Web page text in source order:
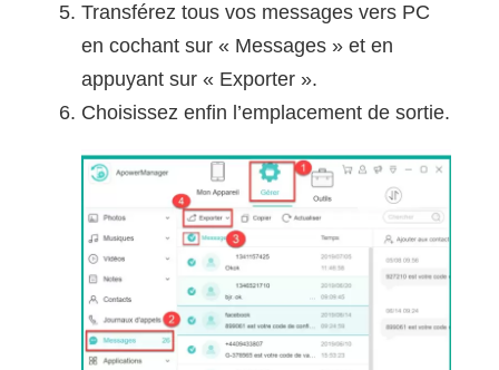
Transférez tous vos messages vers PC
en cochant sur « Messages » et en
appuyant sur « Exporter ».
Choisissez enfin l’emplacement de sortie.